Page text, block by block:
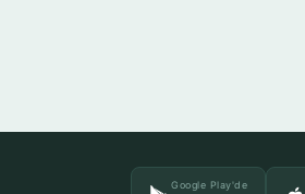
Google Play'de